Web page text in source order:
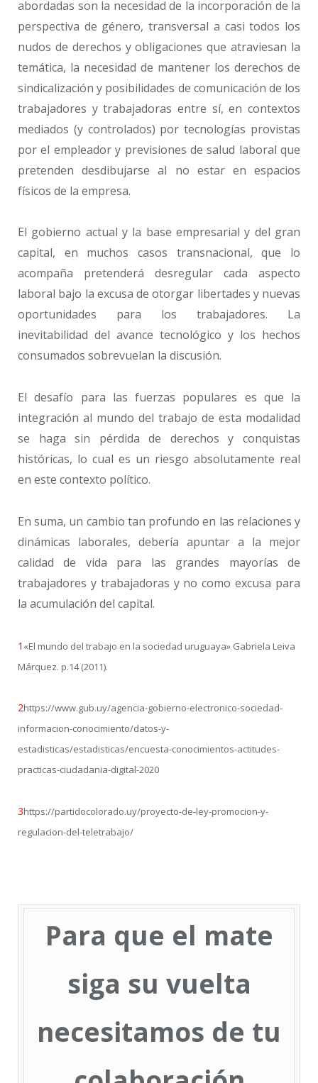
abordadas son la necesidad de la incorporación de la
perspectiva de género, transversal a casi todos los
nudos de derechos y obligaciones que atraviesan la
temática, la necesidad de mantener los derechos de
sindicalización y posibilidades de comunicación de los
trabajadores y trabajadoras entre sí, en contextos
mediados (y controlados) por tecnologías provistas
por el empleador y previsiones de salud laboral que
pretenden desdibujarse al no estar en espacios
físicos de la empresa.
El gobierno actual y la base empresarial y del gran
capital, en muchos casos transnacional, que lo
acompaña pretenderá desregular cada aspecto
laboral bajo la excusa de otorgar libertades y nuevas
oportunidades para los trabajadores. La
inevitabilidad del avance tecnológico y los hechos
consumados sobrevuelan la discusión.
El desafío para las fuerzas populares es que la
integración al mundo del trabajo de esta modalidad
se haga sin pérdida de derechos y conquistas
históricas, lo cual es un riesgo absolutamente real
en este contexto político.
En suma, un cambio tan profundo en las relaciones y
dinámicas laborales, debería apuntar a la mejor
calidad de vida para las grandes mayorías de
trabajadores y trabajadoras y no como excusa para
la acumulación del capital.
1 «El mundo del trabajo en la sociedad uruguaya» Gabriela Leiva
Márquez. p.14 (2011).
2https://www.gub.uy/agencia-gobierno-electronico-sociedad-
informacion-conocimiento/datos-y-
estadisticas/estadisticas/encuesta-conocimientos-actitudes-
practicas-ciudadania-digital-2020
3https://partidocolorado.uy/proyecto-de-ley-promocion-y-
regulacion-del-teletrabajo/
Para que el mate
siga su vuelta
necesitamos de tu